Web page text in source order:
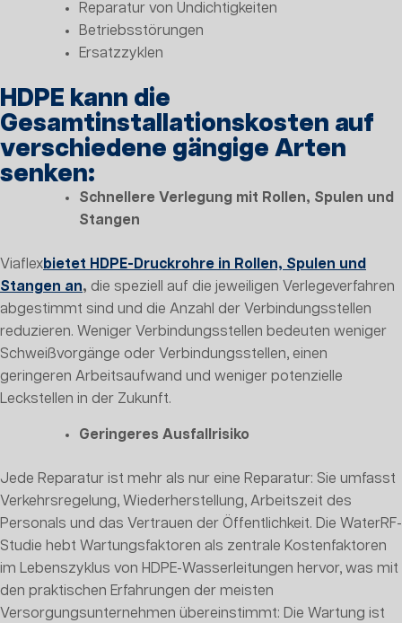
Reparatur von Undichtigkeiten
Betriebsstörungen
Ersatzzyklen
HDPE kann die
Gesamtinstallationskosten auf
verschiedene gängige Arten
senken:
Schnellere Verlegung mit Rollen, Spulen und
Stangen
Viaflexbietet HDPE-Druckrohre in Rollen, Spulen und
Stangen an, die speziell auf die jeweiligen Verlegeverfahren
abgestimmt sind und die Anzahl der Verbindungsstellen
reduzieren. Weniger Verbindungsstellen bedeuten weniger
Schweißvorgänge oder Verbindungsstellen, einen
geringeren Arbeitsaufwand und weniger potenzielle
Leckstellen in der Zukunft.
Geringeres Ausfallrisiko
Jede Reparatur ist mehr als nur eine Reparatur: Sie umfasst
Verkehrsregelung, Wiederherstellung, Arbeitszeit des
Personals und das Vertrauen der Öffentlichkeit. Die WaterRF-
Studie hebt Wartungsfaktoren als zentrale Kostenfaktoren
im Lebenszyklus von HDPE-Wasserleitungen hervor, was mit
den praktischen Erfahrungen der meisten
Versorgungsunternehmen übereinstimmt: Die Wartung ist